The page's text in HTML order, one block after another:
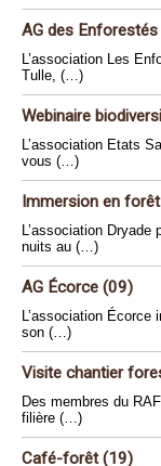
AG des
L’association Les
Tulle, (…)
Webinaire
L’association Etats
vous (…)
Immersion en
L’association
nuits au (…)
AG Écorce (09)
L’association Écorce
son (…)
Visite chantier
Des membres du
filière (…)
Café-forêt (19)